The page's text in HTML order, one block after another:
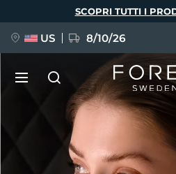
SCOPRI TUTTI I
US 8/10/26
NUOVO
BREAKING NEWS
Lingua